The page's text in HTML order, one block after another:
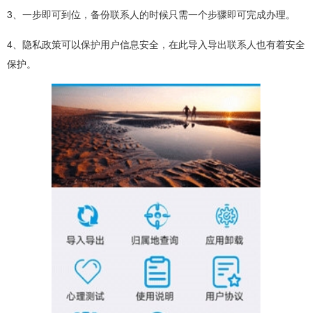
3、一步即可到位，备份联系人的时候只需一个步骤即可完成办理。
4、隐私政策可以保护用户信息安全，在此导入导出联系人也有着安全
保护。